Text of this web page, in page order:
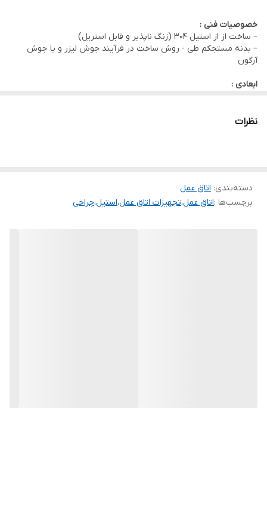
خصوصیات فنی :
– ساخت از از استیل 304 (زنگ ناپذیر و قابل استریل)
– بدنه مستجکم طی - روش ساخت در فرآیند جوش لیزر و یا جوش
آرگون
ابعادی :
نظرات
دسته‌بندی: اتاق عمل
برچسب‌ها :اتاق عمل،تجهیزات اتاق عمل،استیل،جراحی